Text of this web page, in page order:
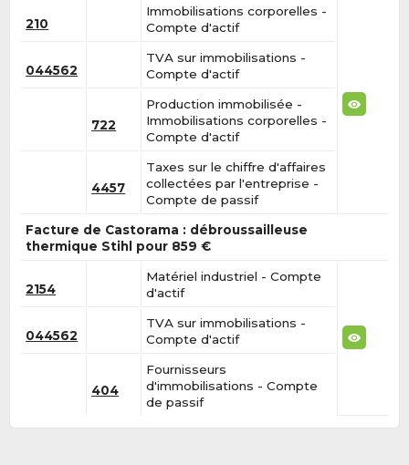
210
Immobilisations corporelles -
Compte d'actif
044562
TVA sur immobilisations -
Compte d'actif
722
Production immobilisée -
Immobilisations corporelles -
Compte d'actif
4457
Taxes sur le chiffre d'affaires
collectées par l'entreprise -
Compte de passif
Facture de Castorama : débroussailleuse
thermique Stihl pour 859 €
2154
Matériel industriel - Compte
d'actif
044562
TVA sur immobilisations -
Compte d'actif
404
Fournisseurs
d'immobilisations - Compte
de passif